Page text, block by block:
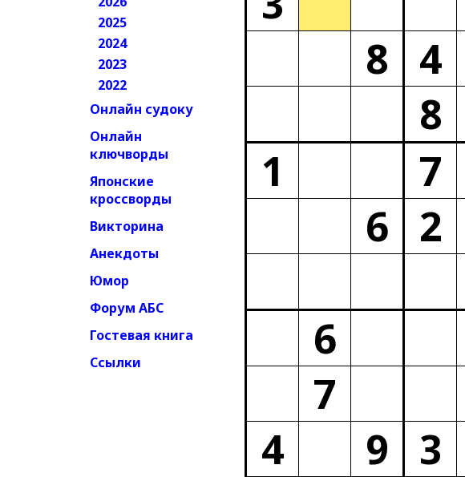
2025
2024
2023
2022
Онлайн судоку
Онлайн
ключворды
Японские
кроссворды
Викторина
Анекдоты
Юмор
Форум АБС
Гостевая книга
Ссылки
8
4
8
1
7
6
2
6
7
4
9 3